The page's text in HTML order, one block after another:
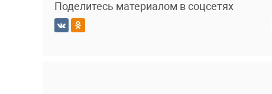
Поделитесь материалом в соцсетях